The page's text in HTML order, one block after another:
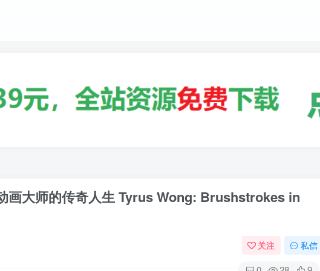
大师的传奇人生 Tyrus Wong: Brushstrokes in
关注 私信